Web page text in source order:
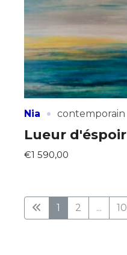
Nia · contemporain
Lueur d'éspoir
€1 590,00
1 2 ... 10